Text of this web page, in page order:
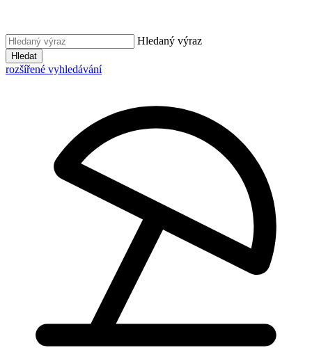
Hledaný výraz
Hledat
rozšířené vyhledávání